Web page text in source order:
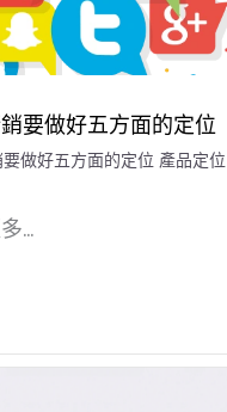
要做好五方面的定位
做好五方面的定位 產品定位
...